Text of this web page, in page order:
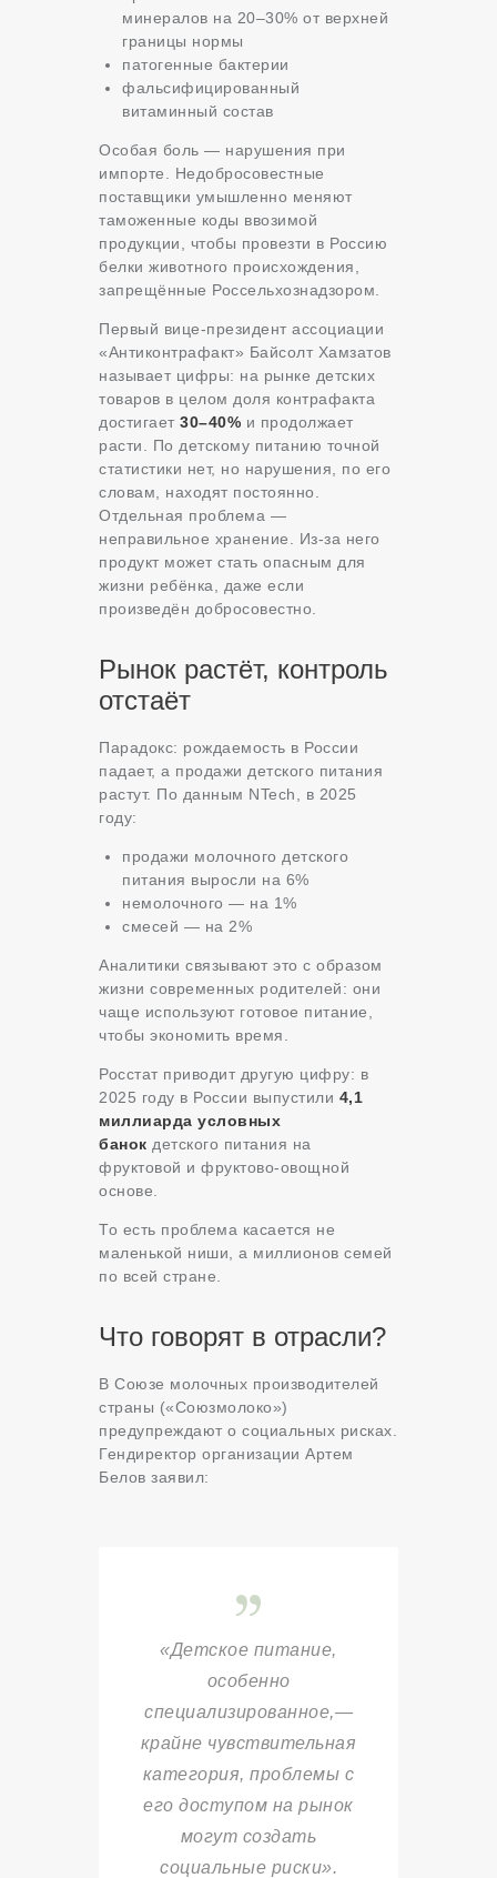
минералов на 20–30% от верхней
границы нормы
патогенные бактерии
фальсифицированный
витаминный состав
Особая боль — нарушения при
импорте. Недобросовестные
поставщики умышленно меняют
таможенные коды ввозимой
продукции, чтобы провезти в Россию
белки животного происхождения,
запрещённые Россельхознадзором.
Первый вице-президент ассоциации
«Антиконтрафакт» Байсолт Хамзатов
называет цифры: на рынке детских
товаров в целом доля контрафакта
достигает 30–40% и продолжает
расти. По детскому питанию точной
статистики нет, но нарушения, по его
словам, находят постоянно.
Отдельная проблема —
неправильное хранение. Из-за него
продукт может стать опасным для
жизни ребёнка, даже если
произведён добросовестно.
Рынок растёт, контроль
отстаёт
Парадокс: рождаемость в России
падает, а продажи детского питания
растут. По данным NTech, в 2025
году:
продажи молочного детского
питания выросли на 6%
немолочного — на 1%
смесей — на 2%
Аналитики связывают это с образом
жизни современных родителей: они
чаще используют готовое питание,
чтобы экономить время.
Росстат приводит другую цифру: в
2025 году в России выпустили 4,1
миллиарда условных
банок детского питания на
фруктовой и фруктово-овощной
основе.
То есть проблема касается не
маленькой ниши, а миллионов семей
по всей стране.
Что говорят в отрасли?
В Союзе молочных производителей
страны («Союзмолоко»)
предупреждают о социальных рисках.
Гендиректор организации Артем
Белов заявил:
«Детское питание,
особенно
специализированное,—
крайне чувствительная
категория, проблемы с
его доступом на рынок
могут создать
социальные риски».